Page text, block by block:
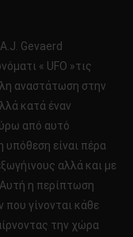
Gevaerd
« UFO »τις
αναστάτωση στην
κατά έναν
από αυτό
υπόθεση είναι πέρα
αλλά και με
η περίπτωση
γίνονται κάθε
την χώρα